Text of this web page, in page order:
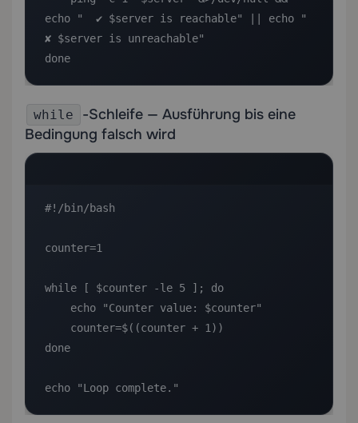
echo "  ✔ $server is reachable" || echo "
✘ $server is unreachable"
done
while
-Schleife — Ausführung bis eine
Bedingung falsch wird
#!/bin/bash
counter=1
while [ $counter -le 5 ]; do
done
echo "Loop complete."